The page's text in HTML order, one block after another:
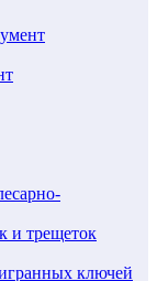
и трещеток
ключей